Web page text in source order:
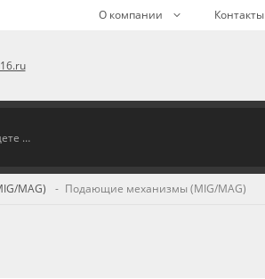
О компании Контакты
MAG) Подающие механизмы (MIG/MAG)